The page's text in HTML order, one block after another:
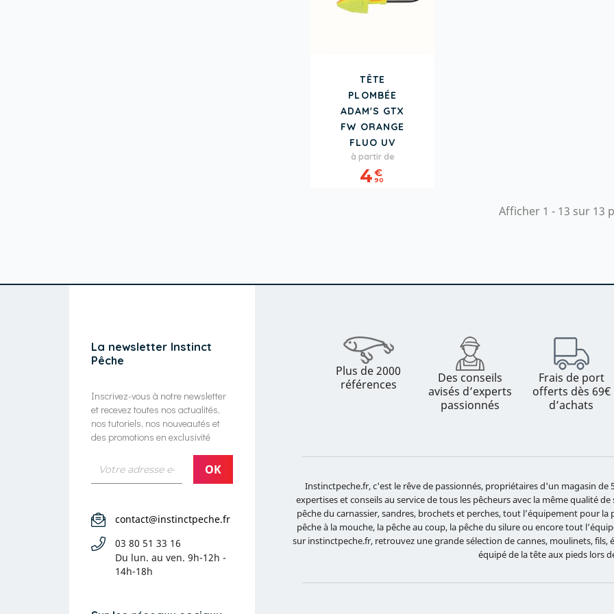
TÊTE
PLOMBÉE
ADAM'S GTX
FW ORANGE
FLUO UV
Prix
à partir de
4€
90
Afficher 1 - 13 sur 13
La newsletter Instinct
Pêche
Inscrivez-vous à notre newsletter
et recevez toutes nos actualités,
nos tutoriels, nos nouveautés et
des promotions en exclusivité
contact@instinctpeche.fr
03 80 51 33 16
Du lun. au ven. 9h-12h -
14h-18h
Plus de 2000
références
Des conseils
avisés d’experts
passionnés
Frais de port
offerts dès 69€
d’achats
Instinctpeche.fr, c'est le rêve de passionnés, propriétaires d'un magasin
expertises et conseils au service de tous les pêcheurs avec la même qualité
pêche du carnassier, sandres, brochets et perches, tout l’équipement pour la
pêche à la mouche, la pêche au coup, la pêche du silure ou encore tout
sur instinctpeche.fr, retrouvez une grande sélection de cannes, moulinets,
équipé de la tête aux pieds lors